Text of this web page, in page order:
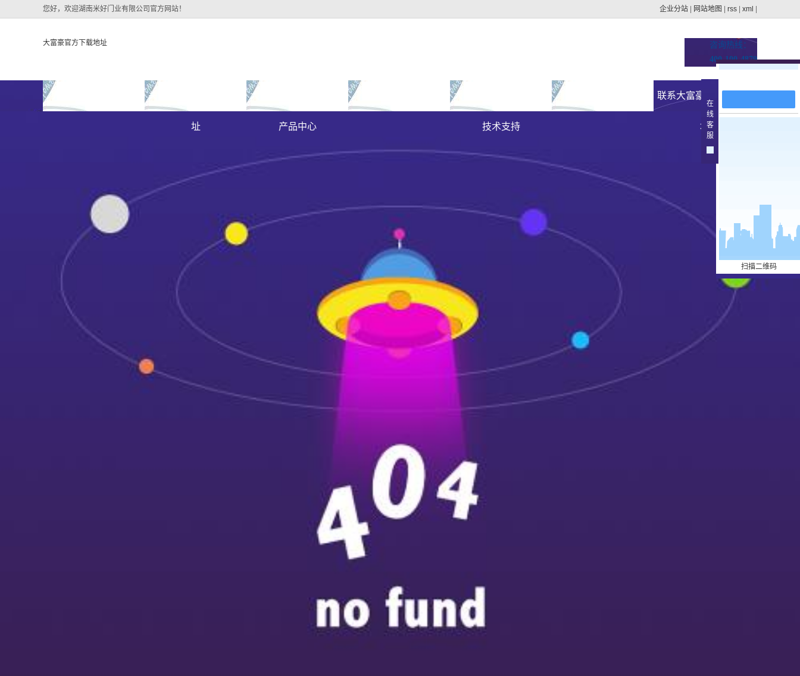
您好，欢迎湖南米好门业有限公司官方网站！ 企业分站 网站地图 rss xml
大富豪官方下载地址
咨询热线：
400-100-4879
关于大富豪官方下载地
址
大富豪官方下载地址的
大富豪官方下载地址的
产品中心
原木门
实木复合门
大富豪官方下载地址的
技术支持
联系大富豪官方下载地
址
在
线
客
服
扫描二维码